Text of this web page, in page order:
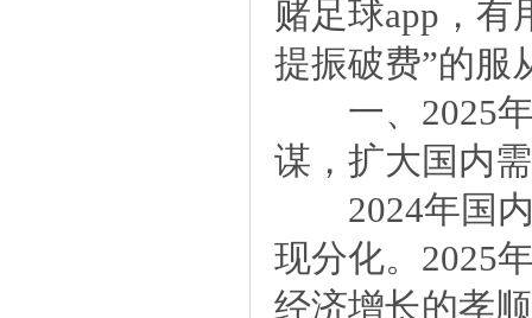
赌足球app，
提振破费”的服
一、2025年
谋，扩大国内
2024年国内
现分化。2025
经济增长的孝